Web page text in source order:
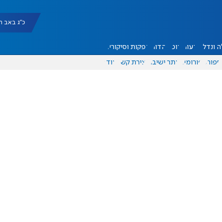
כ"ג באב תשפ"ו
ונדל"ן דעות אוכל יהדות הפקות וסיקורים
ספורט פורומים אתר ישיבה יצירת קשר עוד